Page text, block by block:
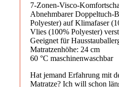
7-Zonen-Visco-
Abnehmbarer Doppeltuch-
Polyester) auf Klimafaser
Vlies (100% Polyester)
Geeignet für
Matratzenhöhe: 24 cm
60 °C maschinenwaschbar
Hat jemand Erfahrung mit
Matratze? Ich will schon